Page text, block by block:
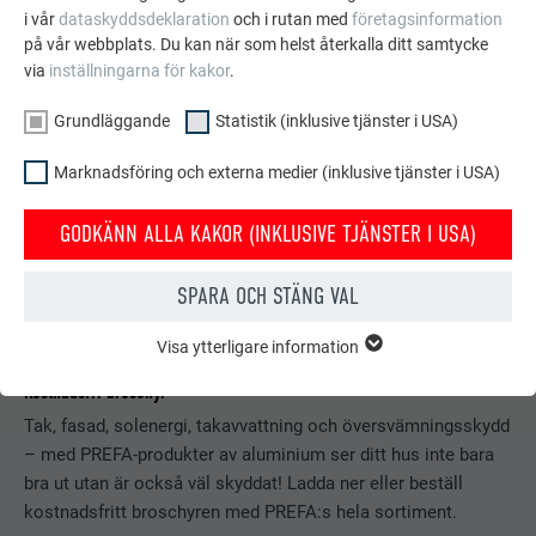
Kostnadsfri broschyr
Tak, fasad, solenergi, takavvattning och översvämningsskydd
– med PREFA-produkter av aluminium ser ditt hus inte bara
bra ut utan är också väl skyddat! Ladda ner eller beställ
kostnadsfritt broschyren med PREFA:s hela sortiment.
i vårdataskyddsdeklaration och i rutan med företagsinformation
på vår webbplats. Du kan när som helst återkalla ditt samtycke
via inställningarna för kakor.
Grundläggande Statistik (inklusive tjänster i USA)
Marknadsföring och externa medier (inklusive tjänster i USA)
GODKÄNN ALLA KAKOR (INKLUSIVE TJÄNSTER I USA)
SPARA OCH STÄNG VAL
GRUNDLÄGGANDE
grundläggande funktioner. Detta säkerställer att webbplatsen
fungerar korrekt.
EFTERNAMN PHPSESSID
Visa information om kakor
Visa ytterligare information